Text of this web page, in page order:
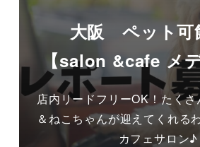
大阪 ペット可
【salon &cafe メ
店内リードフリーOK！たく
＆ねこちゃんが迎えてくれる
カフェサロン♪